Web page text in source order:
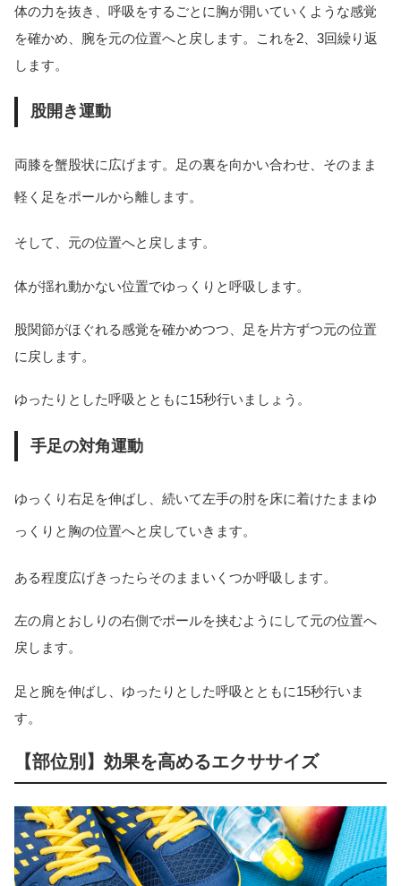
体の力を抜き、呼吸をするごとに胸が開いていくような感覚
を確かめ、腕を元の位置へと戻します。これを2、3回繰り返
します。
股開き運動
両膝を蟹股状に広げます。足の裏を向かい合わせ、そのまま
軽く足をポールから離します。
そして、元の位置へと戻します。
体が揺れ動かない位置でゆっくりと呼吸します。
股関節がほぐれる感覚を確かめつつ、足を片方ずつ元の位置
に戻します。
ゆったりとした呼吸とともに15秒行いましょう。
手足の対角運動
ゆっくり右足を伸ばし、続いて左手の肘を床に着けたままゆ
っくりと胸の位置へと戻していきます。
ある程度広げきったらそのままいくつか呼吸します。
左の肩とおしりの右側でポールを挟むようにして元の位置へ
戻します。
足と腕を伸ばし、ゆったりとした呼吸とともに15秒行いま
す。
【部位別】効果を高めるエクササイズ